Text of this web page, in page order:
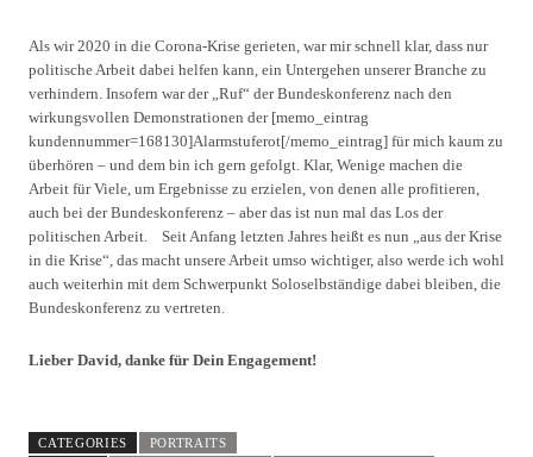
Als wir 2020 in die Corona-Krise gerieten, war mir schnell klar, dass nur
politische Arbeit dabei helfen kann, ein Untergehen unserer Branche zu
verhindern. Insofern war der „Ruf“ der Bundeskonferenz nach den
wirkungsvollen Demonstrationen der [memo_eintrag
kundennummer=168130]Alarmstuferot[/memo_eintrag] für mich kaum zu
überhören – und dem bin ich gern gefolgt. Klar, Wenige machen die
Arbeit für Viele, um Ergebnisse zu erzielen, von denen alle profitieren,
auch bei der Bundeskonferenz – aber das ist nun mal das Los der
politischen Arbeit. Seit Anfang letzten Jahres heißt es nun „aus der Krise
in die Krise“, das macht unsere Arbeit umso wichtiger, also werde ich wohl
auch weiterhin mit dem Schwerpunkt Soloselbständige dabei bleiben, die
Bundeskonferenz zu vertreten.
Lieber David, danke für Dein Engagement!
CATEGORIES
PORTRAITS